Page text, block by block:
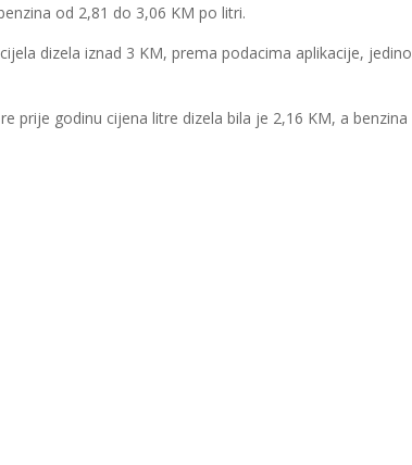
od 2,81 do 3,06 KM po litri.
dizela iznad 3 KM, prema podacima aplikacije, jedino
prije godinu cijena litre dizela bila je 2,16 KM, a benzina